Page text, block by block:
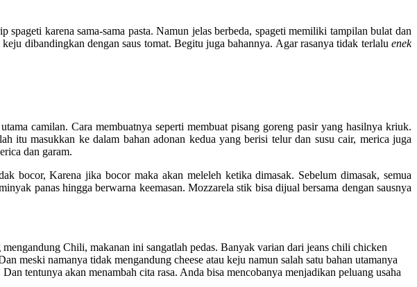
karena sama-sama pasta. Namun jelas berbeda, spageti memiliki tampilan bulat dan
dibandingkan dengan saus tomat. Begitu juga bahannya. Agar rasanya tidak terlalu enek
camilan. Cara membuatnya seperti membuat pisang goreng pasir yang hasilnya kriuk.
itu masukkan ke dalam bahan adonan kedua yang berisi telur dan susu cair, merica juga
dan garam.
bocor, Karena jika bocor maka akan meleleh ketika dimasak. Sebelum dimasak, semua
panas hingga berwarna keemasan. Mozzarela stik bisa dijual bersama dengan sausnya
Chili, makanan ini sangatlah pedas. Banyak varian dari jeans chili chicken
meski namanya tidak mengandung cheese atau keju namun salah satu bahan utamanya
tentunya akan menambah cita rasa. Anda bisa mencobanya menjadikan peluang usaha